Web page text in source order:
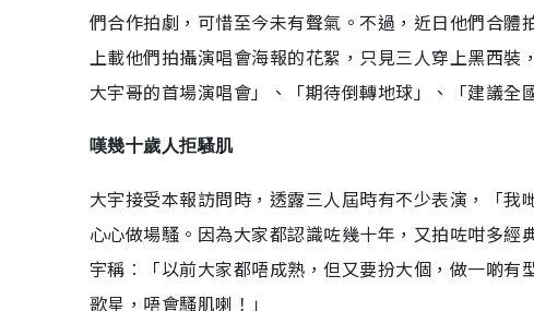
們合作拍劇，可惜至今未有聲氣。不過，近日他們合
上載他們拍攝演唱會海報的花絮，只見三人穿上黑西
大宇哥的首場演唱會」、「期待倒轉地球」、「建議全
嘆幾十歲人拒騷肌
大宇接受本報訪問時，透露三人屆時有不少表演，「
心心做場騷。因為大家都認識咗幾十年，又拍咗咁多
宇稱︰「以前大家都唔成熟，但又要扮大個，做一啲
歌星，唔會騷肌喇！」